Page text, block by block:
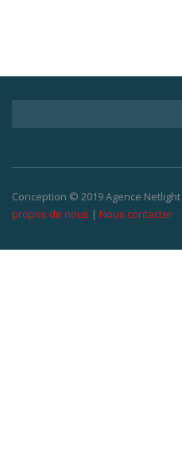
Conception © 2019 Agence
propos de nous | Nous contacter